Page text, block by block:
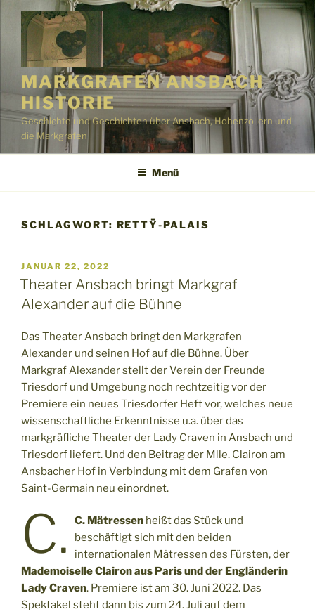
Zum
Inhalt
springen
MARKGRAFEN ANSBACH
HISTORIE
Geschichte und Geschichten über Ansbach, Hohenzollern und
die Markgrafen
Menü
SCHLAGWORT: RETTŸ-PALAIS
VERÖFFENTLICHT
AM
JANUAR 22, 2022
Theater Ansbach bringt Markgraf
Alexander auf die Bühne
Das Theater Ansbach bringt den Markgrafen
Alexander und seinen Hof auf die Bühne. Über
Markgraf Alexander stellt der Verein der Freunde
Triesdorf und Umgebung noch rechtzeitig vor der
Premiere ein neues Triesdorfer Heft vor, welches neue
wissenschaftliche Erkenntnisse u.a. über das
markgräfliche Theater der Lady Craven in Ansbach und
Triesdorf liefert. Und den Beitrag der Mlle. Clairon am
Ansbacher Hof in Verbindung mit dem Grafen von
Saint-Germain neu einordnet.
C. C. Mätressenheißt das Stück und
beschäftigt sich mit den beiden
internationalen Mätressen des Fürsten, der
Mademoiselle Clairon aus Paris und der Engländerin
Lady Craven. Premiere ist am 30. Juni 2022. Das
Spektakel steht dann bis zum 24. Juli auf dem